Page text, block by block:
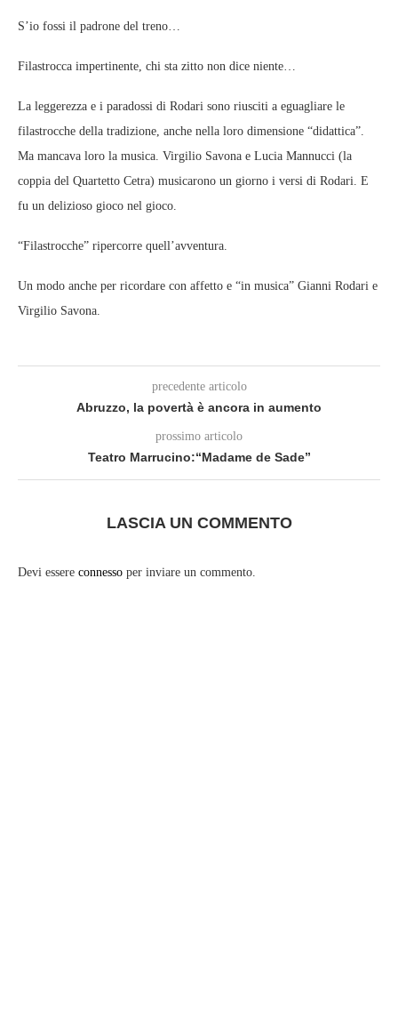
S’io fossi il padrone del treno…
Filastrocca impertinente, chi sta zitto non dice niente…
La leggerezza e i paradossi di Rodari sono riusciti a eguagliare le
filastrocche della tradizione, anche nella loro dimensione “didattica”.
Ma mancava loro la musica. Virgilio Savona e Lucia Mannucci (la
coppia del Quartetto Cetra) musicarono un giorno i versi di Rodari. E
fu un delizioso gioco nel gioco.
“Filastrocche” ripercorre quell’avventura.
Un modo anche per ricordare con affetto e “in musica” Gianni Rodari e
Virgilio Savona.
precedente articolo
Abruzzo, la povertà è ancora in aumento
prossimo articolo
Teatro Marrucino:“Madame de Sade”
LASCIA UN COMMENTO
Devi essere connesso per inviare un commento.